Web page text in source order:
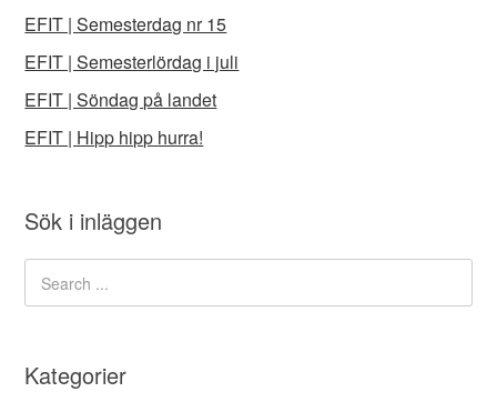
EFIT | Semesterdag nr 15
EFIT | Semesterlördag i juli
EFIT | Söndag på landet
EFIT | Hipp hipp hurra!
Sök i inläggen
Kategorier